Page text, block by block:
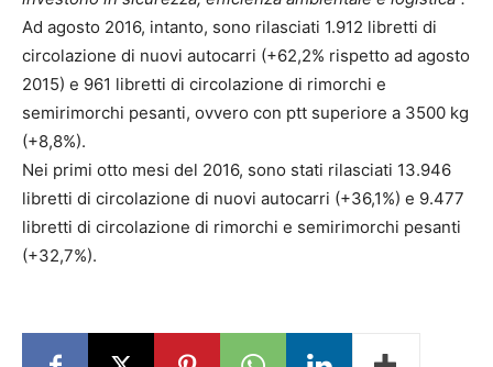
Ad agosto 2016, intanto, sono rilasciati 1.912 libretti di
circolazione di nuovi autocarri (+62,2% rispetto ad agosto
2015) e 961 libretti di circolazione di rimorchi e
semirimorchi pesanti, ovvero con ptt superiore a 3500 kg
(+8,8%).
Nei primi otto mesi del 2016, sono stati rilasciati 13.946
libretti di circolazione di nuovi autocarri (+36,1%) e 9.477
libretti di circolazione di rimorchi e semirimorchi pesanti
(+32,7%).